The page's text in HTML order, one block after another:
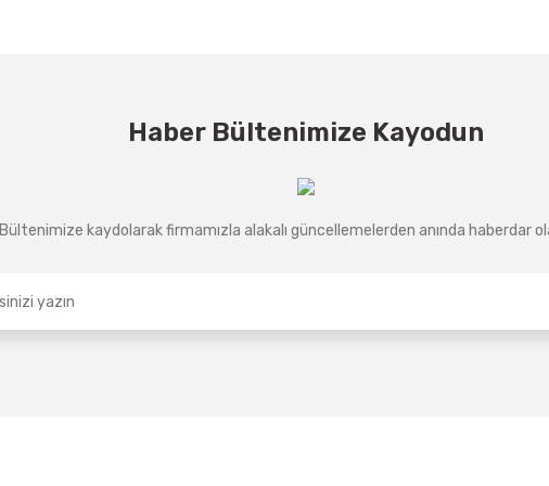
Haber Bültenimize Kayodun
Bültenimize kaydolarak firmamızla alakalı güncellemelerden anında haberdar